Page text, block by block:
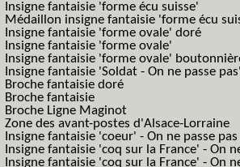
Insigne fantaisie 'forme écu suisse'
Médaillon insigne fantaisie 'forme écu
Insigne fantaisie 'forme ovale' doré
Insigne fantaisie 'forme ovale'
Insigne fantaisie 'forme ovale'
Insigne fantaisie 'Soldat - On ne passe
Broche fantaisie doré
Broche fantaisie
Broche Ligne Maginot
Zone des avant-postes d'Alsace-Lorraine
Insigne fantaisie 'coeur' - On ne passe pas
Insigne fantaisie 'coq sur la France' - On
Insigne fantaisie 'coq sur la France' - On